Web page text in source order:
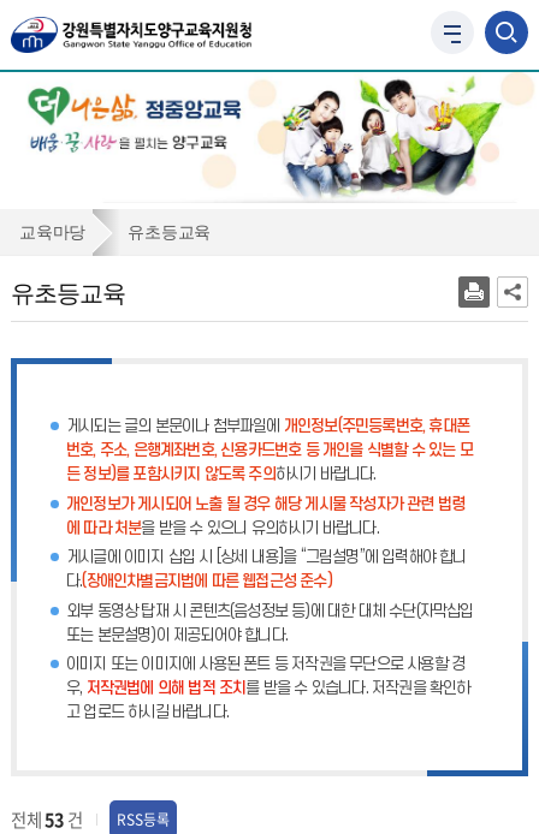
사
트
맵
바
로
가
유
등
교육마당 유초등교육
유초등교육
게시되는 글의 본문이나 첨부파일에 개인정보(주민등록번호, 휴대폰
번호, 주소, 은행계좌번호, 신용카드번호 등 개인을 식별할 수 있는 모
든 정보)를 포함시키지 않도록 주의하시기 바랍니다.
개인정보가 게시되어 노출 될 경우 해당 게시물 작성자가 관련 법령
에 따라 처분을 받을 수 있으니 유의하시기 바랍니다.
게시글에 이미지 삽입 시 [상세 내용]을 “그림설명”에 입력해야 합니
다.(장애인차별금지법에 따른 웹접근성 준수)
외부 동영상 탑재 시 콘텐츠(음성정보 등)에 대한 대체 수단(자막삽입
또는 본문설명)이 제공되어야 합니다.
이미지 또는 이미지에 사용된 폰트 등 저작권을 무단으로 사용할 경
우, 저작권법에 의해 법적 조치 를 받을 수 있습니다. 저작권을 확인하
고 업로드 하시길 바랍니다.
전체53건 RSS등록